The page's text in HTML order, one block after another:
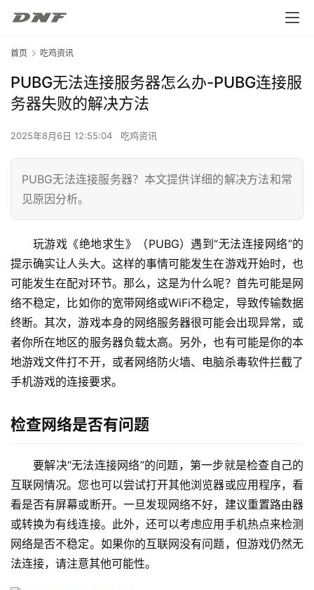
首页 吃鸡资讯
PUBG无法连接服务器怎么办-PUBG连接服
务器失败的解决方法
2025年8月6日 12:55:04 吃鸡资讯
PUBG无法连接服务器？本文提供详细的解决方法和常
见原因分析。
玩游戏《绝地求生》（PUBG）遇到“无法连接网络”的
提示确实让人头大。这样的事情可能发生在游戏开始时，也
可能发生在配对环节。那么，这是为什么呢？首先可能是网
络不稳定，比如你的宽带网络或WiFi不稳定，导致传输数据
终断。其次，游戏本身的网络服务器很可能会出现异常，或
者你所在地区的服务器负载太高。另外，也有可能是你的本
地游戏文件打不开，或者网络防火墙、电脑杀毒软件拦截了
手机游戏的连接要求。
检查网络是否有问题
要解决“无法连接网络”的问题，第一步就是检查自己的
互联网情况。您也可以尝试打开其他浏览器或应用程序，看
看是否有屏幕或断开。一旦发现网络不好，建议重置路由器
或转换为有线连接。此外，还可以考虑应用手机热点来检测
网络是否不稳定。如果你的互联网没有问题，但游戏仍然无
法连接，请注意其他可能性。